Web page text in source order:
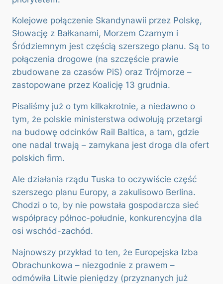
Kolejowe połączenie Skandynawii przez Polskę,
Słowację z Bałkanami, Morzem Czarnym i
Śródziemnym jest częścią szerszego planu. Są to
połączenia drogowe (na szczęście prawie
zbudowane za czasów PiS) oraz Trójmorze –
zastopowane przez Koalicję 13 grudnia.
Pisaliśmy już o tym kilkakrotnie, a niedawno o
tym, że polskie ministerstwa odwołują przetargi
na budowę odcinków Rail Baltica, a tam, gdzie
one nadal trwają – zamykana jest droga dla ofert
polskich firm.
Ale działania rządu Tuska to oczywiście część
szerszego planu Europy, a zakulisowo Berlina.
Chodzi o to, by nie powstała gospodarcza sieć
współpracy północ-południe, konkurencyjna dla
osi wschód-zachód.
Najnowszy przykład to ten, że Europejska Izba
Obrachunkowa – niezgodnie z prawem –
odmówiła Litwie pieniędzy (przyznanych już